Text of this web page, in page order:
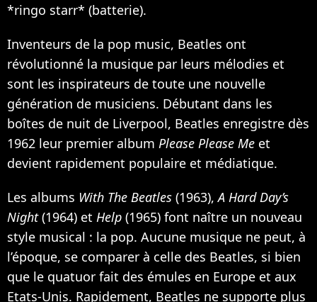
*ringo starr* (batterie).
Inventeurs de la pop music, Beatles ont
révolutionné la musique par leurs mélodies et
sont les inspirateurs de toute une nouvelle
génération de musiciens. Débutant dans les
boîtes de nuit de Liverpool, Beatles enregistre dès
1962 leur premier album Please Please Me et
devient rapidement populaire et médiatique.
Les albums With The Beatles (1963),A Hard Day’s
Night(1964) et Help (1965) font naître un nouveau
style musical : la pop. Aucune musique ne peut, à
l’époque, se comparer à celle des Beatles, si bien
que le quatuor fait des émules en Europe et aux
Etats-Unis. Rapidement, Beatles ne supporte plus